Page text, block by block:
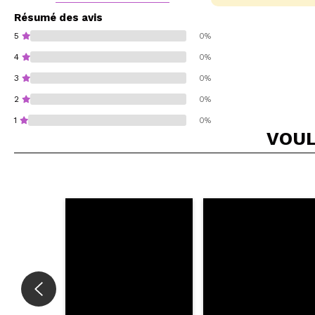
Résumé des avis
5 0%
4 0%
3 0%
2 0%
1 0%
Recommandez-